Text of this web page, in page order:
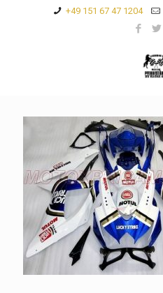
+49 151 67 47 1204